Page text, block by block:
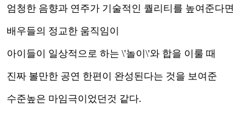
엄청한 음향과 연주가 기술적인 퀄리티를 높여준다면
배우들의 정교한 움직임이
아이들이 일상적으로 하는 \'놀이\'와 합을 이룰 때
진짜 볼만한 공연 한편이 완성된다는 것을 보여준
수준높은 마임극이었던것 같다.